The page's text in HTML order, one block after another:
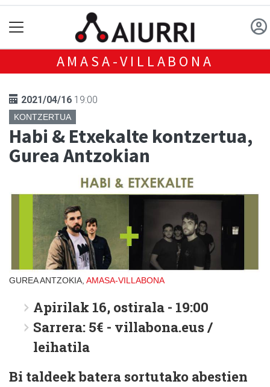
AMASA-VILLABONA
2021/04/16 19:00
KONTZERTUA
Habi & Etxekalte kontzertua,
Gurea Antzokian
GUREA ANTZOKIA, AMASA-VILLABONA
Apirilak 16, ostirala - 19:00
Sarrera: 5€ - villabona.eus /
leihatila
Bi taldeek batera sortutako abestien